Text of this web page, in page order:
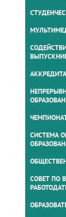
СИСТЕМА
СОВЕТ ПО